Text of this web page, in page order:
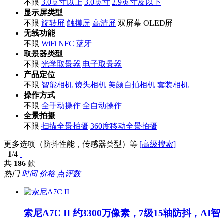
不限 3.0英寸以上 3.0英寸 2.9英寸及以下
显示屏类型
不限 旋转屏 触摸屏 高清屏 双屏幕 OLED屏
无线功能
不限 WiFi NFC 蓝牙
取景器类型
不限 光学取景器 电子取景器
产品定位
不限 智能相机 镜头相机 美颜自拍相机 套装相机
操作方式
不限 全手动操作 全自动操作
全景拍摄
不限 扫描全景拍摄 360度移动全景拍摄
更多选项（防抖性能，传感器类型）等 [高级搜索]
1/4
共 186 款
热门 时间 价格 点评数
索尼A7C II 约3300万像素，7级15轴防抖，AI